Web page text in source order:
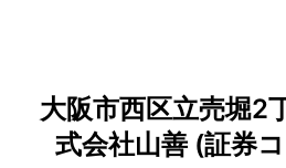
大阪市西区立売堀2
式会社山善 (証券